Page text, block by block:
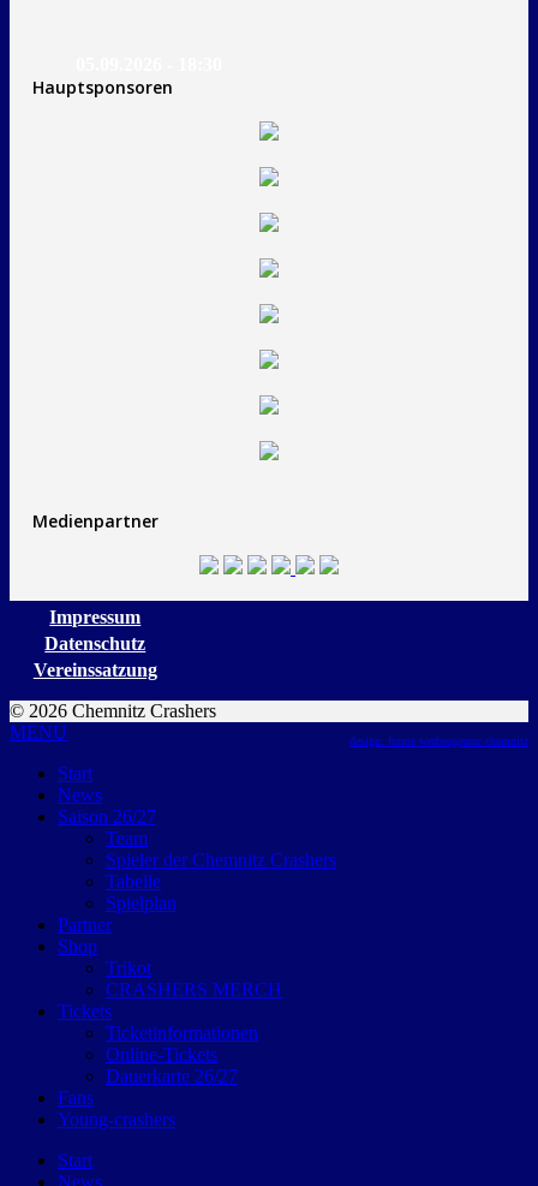
Hauptsponsoren
Medienpartner
Impressum
Datenschutz
Vereinssatzung
© 2026 Chemnitz Crashers
design: future werbeagentur chemnitz
MENU
Start
News
Saison 26/27
Team
Spieler der Chemnitz Crashers
Tabelle
Spielplan
Partner
Shop
Trikot
CRASHERS MERCH
Tickets
Ticketinformationen
Online-Tickets
Dauerkarte 26/27
Fans
Young-crashers
Start